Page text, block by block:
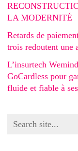
LA MODERNITÉ
Retards de
trois redoutent une
L’insurtech
GoCardless pour
fluide et fiable à
Search